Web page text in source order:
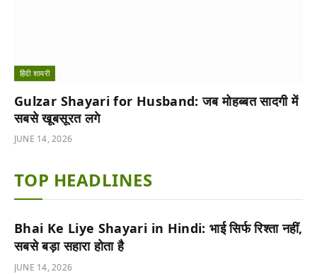
हिंदी शायरी
Gulzar Shayari for Husband: जब मोहब्बत सादगी में
सबसे खूबसूरत लगे
JUNE 14, 2026
TOP HEADLINES
Bhai Ke Liye Shayari in Hindi: भाई सिर्फ रिश्ता नहीं,
सबसे बड़ा सहारा होता है
JUNE 14, 2026